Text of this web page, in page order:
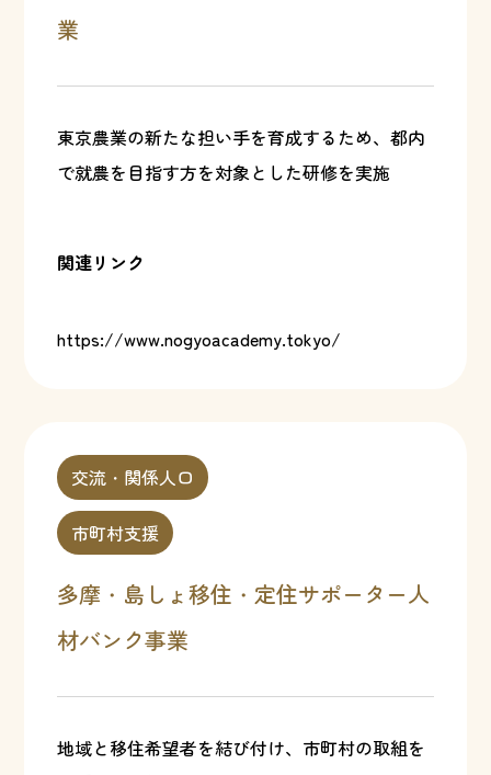
業
東京農業の新たな担い手を育成するため、都内
で就農を目指す方を対象とした研修を実施
関連リンク
https://www.nogyoacademy.tokyo/
交流・関係人口
市町村支援
多摩・島しょ移住・定住サポーター人
材バンク事業
地域と移住希望者を結び付け、市町村の取組を